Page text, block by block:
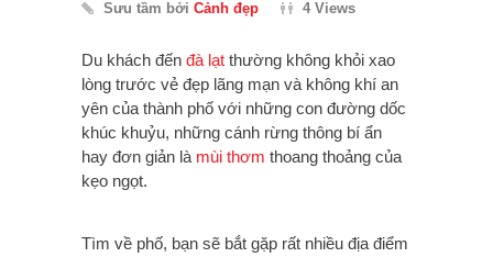
Sưu tầm bởi Cảnh đẹp 4 Views
Du khách đến đà lạt thường không khỏi xao
lòng trước vẻ đẹp lãng mạn và không khí an
yên của thành phố với những con đường dốc
khúc khuỷu, những cánh rừng thông bí ẩn
hay đơn giản là mùi thơm thoang thoảng của
kẹo ngọt.
Tìm về phố, bạn sẽ bắt gặp rất nhiều địa điểm